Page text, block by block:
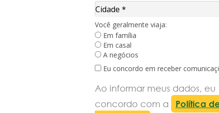
Cidade *
Cidade*
Você geralmente viaja:
Em família
Em casal
A negócios
Eu concordo em receber
Ao informar meus dados, eu
concordo com a
Política